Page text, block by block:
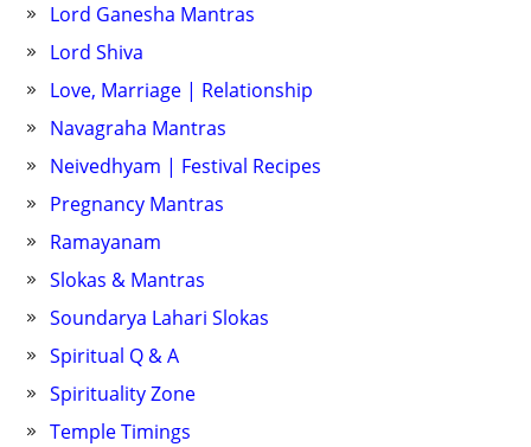
Lord Ganesha Mantras
Lord Shiva
Love, Marriage | Relationship
Navagraha Mantras
Neivedhyam | Festival Recipes
Pregnancy Mantras
Ramayanam
Slokas & Mantras
Soundarya Lahari Slokas
Spiritual Q & A
Spirituality Zone
Temple Timings